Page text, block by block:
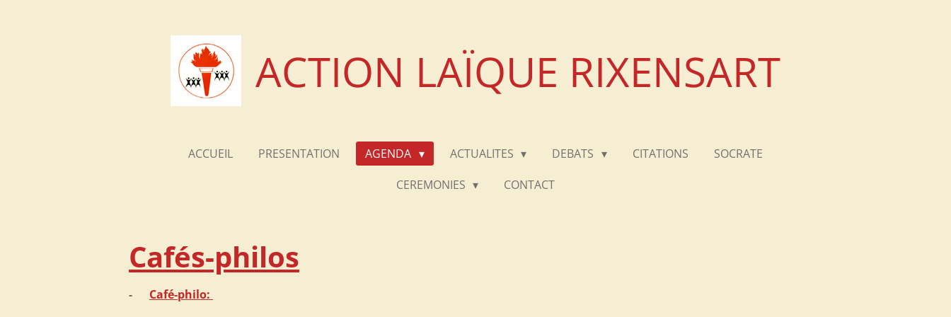
ACTION LAÏQUE RIXENSART
ACCUEIL PRESENTATION AGENDA ACTUALITES DEBATS CITATIONS
SOCRATE
CEREMONIES
CONTACT
Cafés-philos
- Café-philo: